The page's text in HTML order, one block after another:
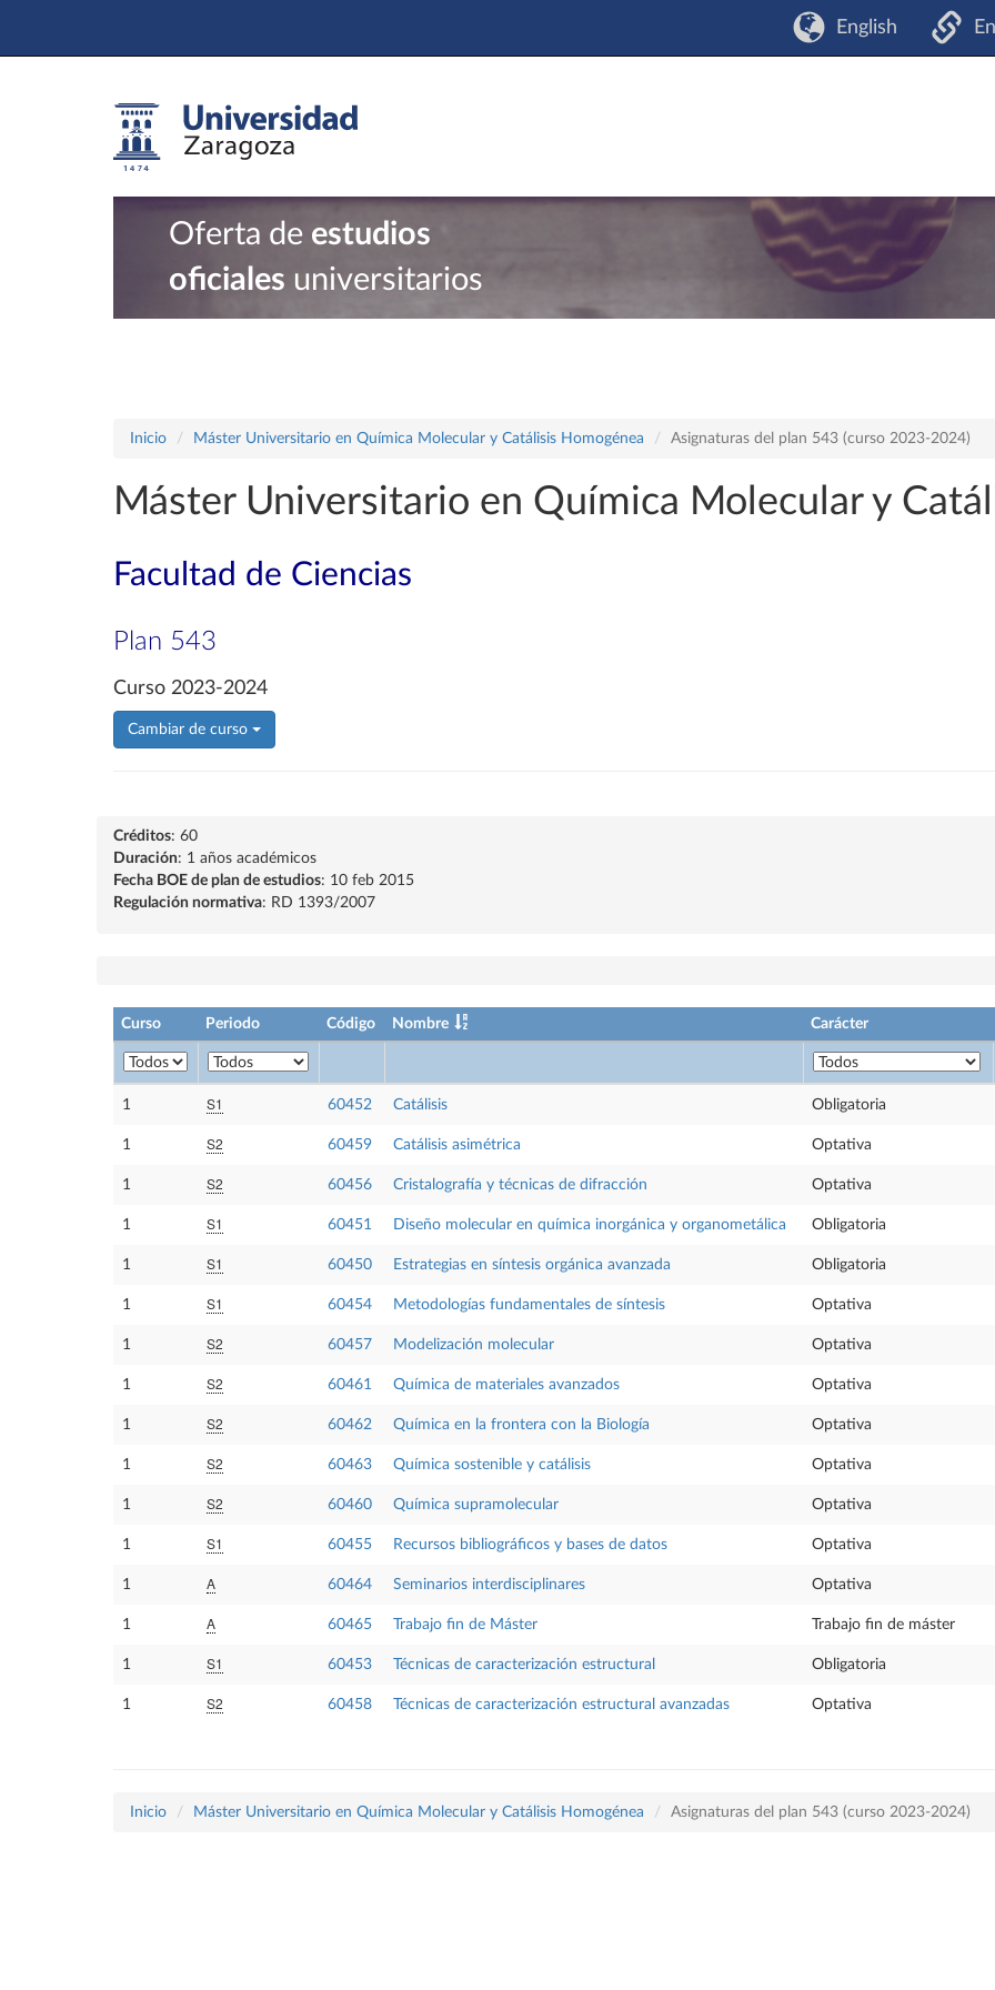
English
Oferta de estudios
oficiales universitarios
Inicio Máster Universitario en Química Molecular y Catálisis Homogénea Asignaturas del plan 543 (curso 2023-2024)
Máster Universitario en Química Molecular y
Facultad de Ciencias
Plan 543
Curso 2023-2024
Cambiar de curso
Créditos: 60
Duración: 1 años académicos
Fecha BOE de plan de estudios: 10 feb 2015
Regulación normativa: RD 1393/2007
Curso Periodo Código Nombre Carácter
1 S1 60452 Catálisis Obligatoria
1 S2 60459 Catálisis asimétrica Optativa
1 S2 60456 Cristalografía y técnicas de difracción Optativa
1 S1 60451 Diseño molecular en química inorgánica y organometálica Obligatoria
1 S1 60450 Estrategias en síntesis orgánica avanzada Obligatoria
1 S1 60454 Metodologías fundamentales de síntesis Optativa
1 S2 60457 Modelización molecular Optativa
1 S2 60461 Química de materiales avanzados Optativa
1 S2 60462 Química en la frontera con la Biología Optativa
1 S2 60463 Química sostenible y catálisis Optativa
1 S2 60460 Química supramolecular Optativa
1 S1 60455 Recursos bibliográficos y bases de datos Optativa
1 A 60464 Seminarios interdisciplinares Optativa
1 A 60465 Trabajo fin de Máster Trabajo fin de máster
1 S1 60453 Técnicas de caracterización estructural Obligatoria
1 S2 60458 Técnicas de caracterización estructural avanzadas Optativa
Inicio Máster Universitario en Química Molecular y Catálisis Homogénea Asignaturas del plan 543 (curso 2023-2024)